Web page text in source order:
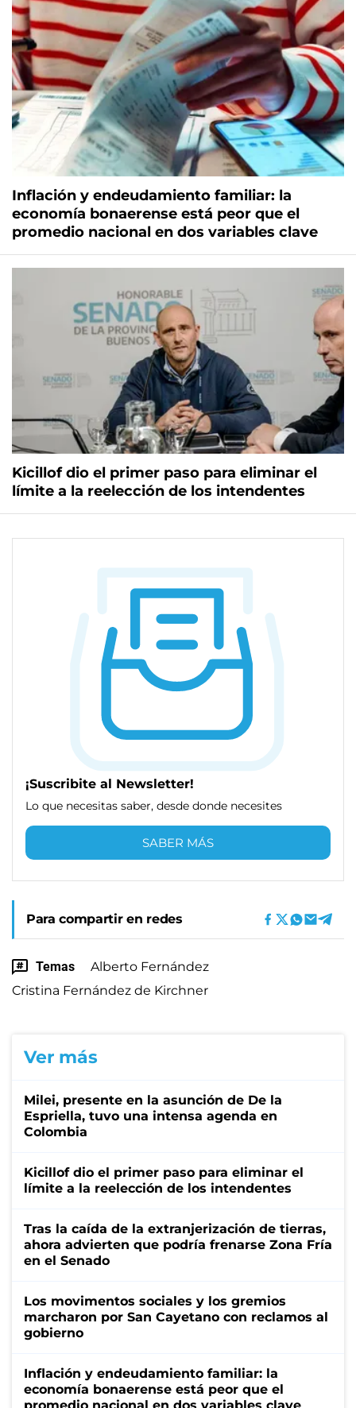
Inflación y endeudamiento familiar: la
economía bonaerense está peor que el
promedio nacional en dos variables clave
Kicillof dio el primer paso para eliminar el
límite a la reelección de los intendentes
¡Suscribite al Newsletter!
Lo que necesitas saber, desde donde necesites
SABER MÁS
Para compartir en redes
Temas
Alberto Fernández
Cristina Fernández de Kirchner
Ver más
Milei, presente en la asunción de De la
Espriella, tuvo una intensa agenda en
Colombia
Kicillof dio el primer paso para eliminar el
límite a la reelección de los intendentes
Tras la caída de la extranjerización de tierras,
ahora advierten que podría frenarse Zona Fría
en el Senado
Los movimentos sociales y los gremios
marcharon por San Cayetano con reclamos al
gobierno
Inflación y endeudamiento familiar: la
economía bonaerense está peor que el